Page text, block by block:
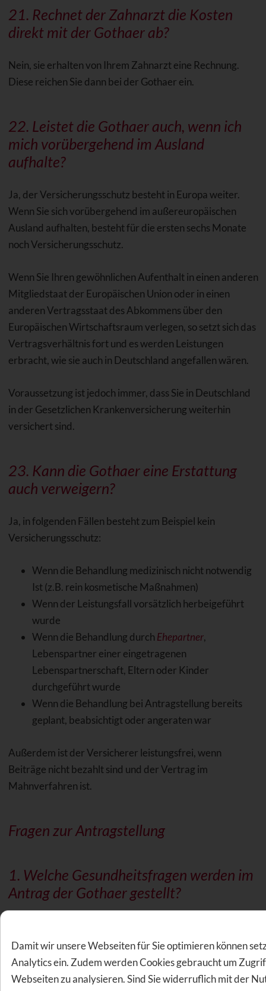
21. Rechnet der Zahnarzt die Kosten
direkt mit der Gothaer ab?
Nein, sie erhalten von Ihrem Zahnarzt eine Rechnung.
Diese reichen Sie dann bei der Gothaer ein.
22. Leistet die Gothaer auch, wenn ich
mich vorübergehend im Ausland
aufhalte?
Ja, der Versicherungsschutz besteht in Europa weiter.
Wenn Sie sich vorübergehend im außereuropäischen
Ausland aufhalten, besteht für die ersten sechs Monate
noch Versicherungsschutz.
Wenn Sie Ihren gewöhnlichen Aufenthalt in einen anderen
Mitgliedstaat der Europäischen Union oder in einen
anderen Vertragsstaat des Abkommens über den
Europäischen Wirtschaftsraum verlegen, so setzt sich das
Vertragsverhältnis fort und es werden Leistungen
erbracht, wie sie auch in Deutschland angefallen wären.
Voraussetzung ist jedoch immer, dass Sie in Deutschland
in der Gesetzlichen Krankenversicherung weiterhin
versichert sind.
23. Kann die Gothaer eine Erstattung
auch verweigern?
Ja, in folgenden Fällen besteht zum Beispiel kein
Versicherungsschutz:
Wenn die Behandlung medizinisch nicht notwendig
Ist (z.B. rein kosmetische Maßnahmen)
Wenn der Leistungsfall vorsätzlich herbeigeführt
wurde
Wenn die Behandlung durch Ehepartner,
Lebenspartner einer eingetragenen
Lebenspartnerschaft, Eltern oder Kinder
durchgeführt wurde
Wenn die Behandlung bei Antragstellung bereits
geplant, beabsichtigt oder angeraten war
Außerdem ist der Versicherer leistungsfrei, wenn
Beiträge nicht bezahlt sind und der Vertrag im
Mahnverfahren ist.
Fragen zur Antragstellung
1. Welche Gesundheitsfragen werden im
Antrag der Gothaer gestellt?
nach bestehenderParodontitisbzw.
Parodontosebehandlungen in den letzten drei Jahren und
nach laufenden bzw. angeratenen Behandlungen.
Damit wir unsere Webseiten für Sie optimieren können
Analytics ein. Zudem werden Cookies gebraucht um
Webseiten zu analysieren. Sind Sie widerruflich mit der